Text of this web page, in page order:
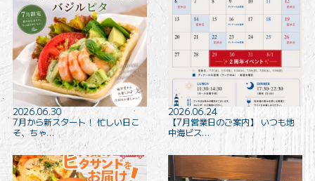
2026.06.30
7月から新スタート！ 忙しい日こ
そ、ちゃ…
2026.06.24
【7月営業日のご案内】 いつも地
中海ビス…